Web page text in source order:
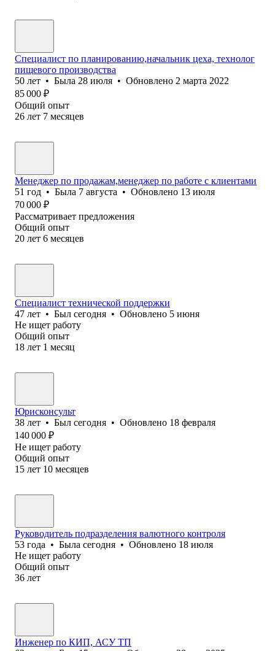
Специалист по планированию,начальник цеха, технолог
пищевого производства
50 лет • Была 28 июля • Обновлено 2 марта 2022
85 000 ₽
Общий опыт
26 лет 7 месяцев
Менеджер по продажам,менеджер по работе с клиентами
51 год • Была 7 августа • Обновлено 13 июля
70 000 ₽
Рассматривает предложения
Общий опыт
20 лет 6 месяцев
Специалист технической поддержки
47 лет • Был сегодня • Обновлено 5 июня
Не ищет работу
Общий опыт
18 лет 1 месяц
Юрисконсульт
38 лет • Был сегодня • Обновлено 18 февраля
140 000 ₽
Не ищет работу
Общий опыт
15 лет 10 месяцев
Руководитель подразделения валютного контроля
53 года • Была сегодня • Обновлено 18 июля
Не ищет работу
Общий опыт
36 лет
Инженер по КИП, АСУ ТП